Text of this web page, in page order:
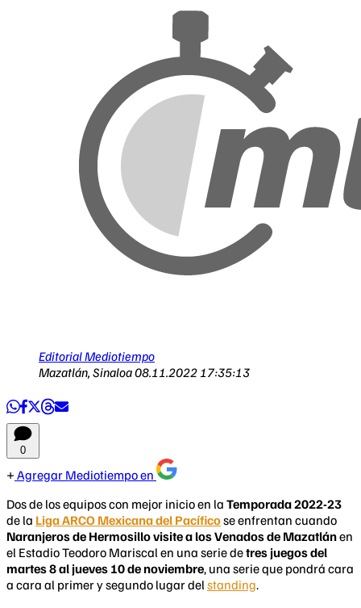
Editorial Mediotiempo
Mazatlán, Sinaloa08.11.2022 17:35:13
0
Agregar Mediotiempo en
Dos de los equipos con mejor inicio en la Temporada 2022-23
de la Liga ARCO Mexicana del Pacíficose enfrentan cuando
Naranjeros de Hermosillo visite a los Venados de Mazatlánen
el Estadio Teodoro Mariscal en una serie detres juegos del
martes 8 al jueves 10 de noviembre, una serie que pondrá cara
a cara al primer y segundo lugar del standing.